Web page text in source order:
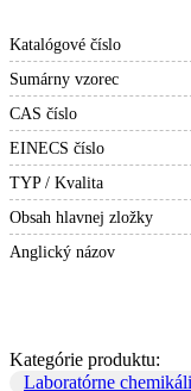
Katalógové číslo
Sumárny vzorec
CAS číslo
EINECS číslo
TYP / Kvalita
Obsah hlavnej zložky
Anglický názov
Kategórie produktu:
Laboratórne